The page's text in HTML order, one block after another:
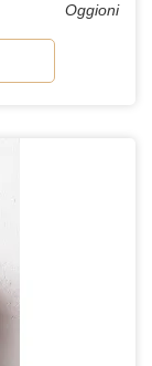
Oggioni